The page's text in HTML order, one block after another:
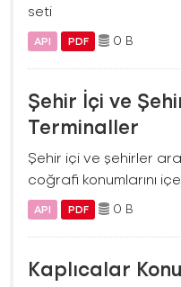
seti
API PDF 0 B
Şehir İçi ve
Terminaller
Şehir içi ve şehirler
coğrafi konumlarını
API PDF 0 B
Kaplıcalar